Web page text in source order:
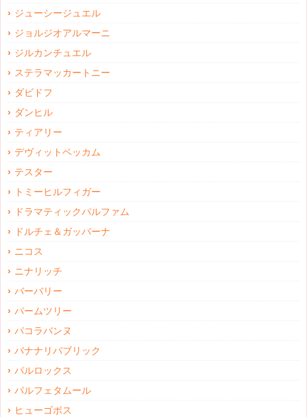
ジューシージュエル
ジョルジオアルマーニ
ジルカンチュエル
ステラマッカートニー
ダビドフ
ダンヒル
ティアリー
デヴィットベッカム
テスター
トミーヒルフィガー
ドラマティックパルファム
ドルチェ＆ガッバーナ
ニコス
ニナリッチ
バーバリー
パームツリー
パコラバンヌ
バナナリパブリック
パルロックス
パルフェタムール
ヒューゴボス